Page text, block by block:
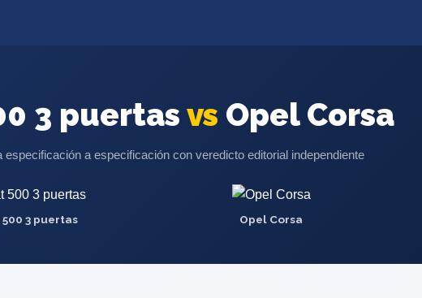
3 puertas vs Opel Corsa
especificación a especificación con veredicto editorial independiente
500 3 puertas Opel Corsa